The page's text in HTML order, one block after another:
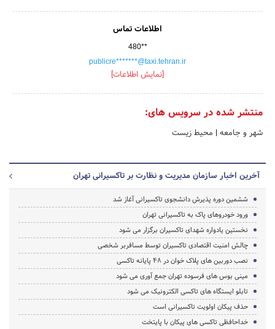
اطلاعات تماس
480**
publicre*******@taxi.tehran.ir
[نمایش اطلاعات]
منتشر شده در سرویس های:
شهر و جامعه | محیط زیست
آخرین اخبار سازمان مدیریت و نظارت بر تاکسیرانی تهران
ششمین دوره پذیرش دانشجوی تاکسیرانی آغاز شد
ورود خودروهای پاک به تاکسیرانی تهران
نخستین یادواره شهدای تاکسیران برگزار می شود
چالش امنیت اقتصادی تاکسیران توسط مسافربر شخصی
نصب دوربین های پلاک خوان در 48 پایانه تاکسی
مینی بوس های فرسوده تهران جمع آوری می شود
تابلو ایستگاه های تاکسی الکترونیک می شود
حذف پیکان اولویت تاکسیرانی است
خداحافظی تاکسی های پیکان با پایتخت